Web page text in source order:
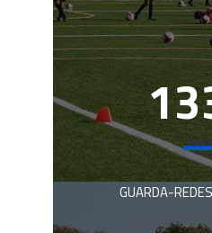
GUARDA-